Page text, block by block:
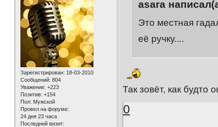
Зарегистрирован: 18-03-2010
Сообщений: 804
Уважение: +223
Позитив: +154
Пол: Мужской
Провел на форуме:
24 дня 23 часа
Последний визит:
asara
Это местная
её ручку....
Так зовёт, как будто
0